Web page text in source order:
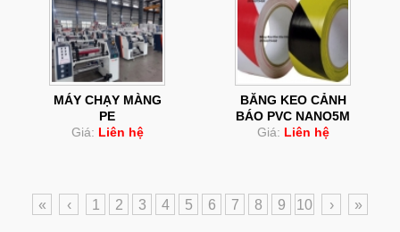
MÁY CHẠY MÀNG
PE
Giá: Liên hệ
BĂNG KEO CẢNH
BÁO PVC NANO5M
Giá: Liên hệ
« ‹ 1 2 3 4 5 6 7 8 9 10 › »